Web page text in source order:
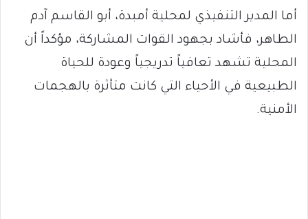
أما المدير التنفيذي لمحلية أمبدة، أبو القاسم آدم
الطاهر، فأشاد بجهود القوات المشاركة، مؤكداً أن
المحلية تشهد تعافياً تدريجياً وعودة للحياة
الطبيعية في الأحياء التي كانت متأثرة بالهجمات
الأمنية.